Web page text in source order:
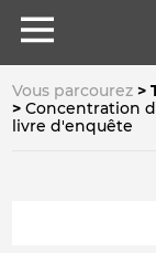
Vous parcourez
Concentration
livre d'enquête